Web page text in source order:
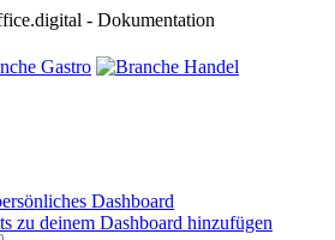
- Dokumentation
Dashboard
zu deinem Dashboard hinzufügen